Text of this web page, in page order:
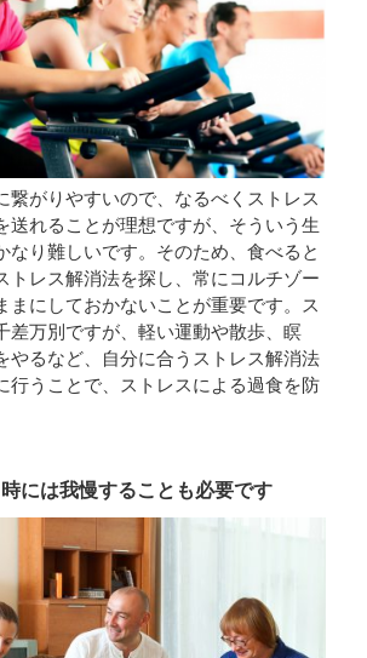
繋がりやすいので、なるべくストレス
送れることが理想ですが、そういう生
なり難しいです。そのため、食べると
トレス解消法を探し、常にコルチゾー
まにしておかないことが重要です。ス
差万別ですが、軽い運動や散歩、瞑
やるなど、自分に合うストレス解消法
行うことで、ストレスによる過食を防
には我慢することも必要です